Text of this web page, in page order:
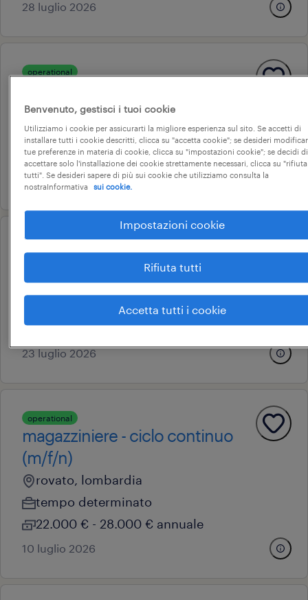
28 luglio 2026
operational
rovato, lombardia
tempo determinato
22.000 € - 28.000 € annuale
23 luglio 2026
addetto stampaggio di lamiera
rovato, lombardia
tempo determinato
22.000 € - 28.000 € annuale
23 luglio 2026
operational
magazziniere - ciclo continuo
(m/f/n)
rovato, lombardia
tempo determinato
22.000 € - 28.000 € annuale
10 luglio 2026
Benvenuto, gestisci i tuoi cookie
Utilizziamo i cookie per assicurarti la migliore esperienza sul sito. Se accetti di
installare tutti i cookie descritti, clicca su "accetta cookie"; se desideri
tue preferenze in materia di cookie, clicca su "impostazioni cookie"; se decidi di
accettare solo l'installazione dei cookie strettamente necessari, clicca su "rifiuta
tutti". Se desideri sapere di più sui cookie che utilizziamo consulta la
nostraInformativa
sui cookie.
Impostazioni cookie
Rifiuta tutti
Accetta tutti i cookie